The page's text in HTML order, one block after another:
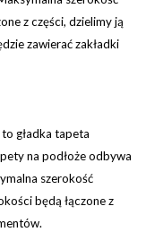
z części, dzielimy ją
zawierać zakładki
to gładka tapeta
na podłoże odbywa
szerokość
będą łączone z